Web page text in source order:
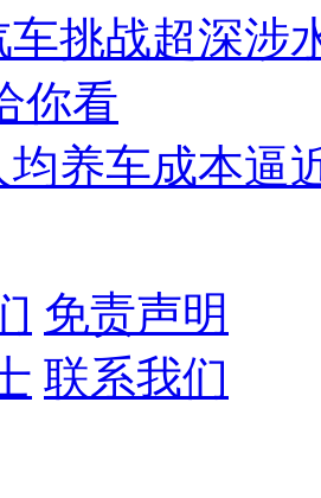
车挑战超深涉
你看
均养车成本逼
免责声明
联系我们